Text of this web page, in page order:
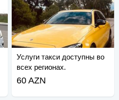
Услуги такси доступны во
всех регионах.
60 AZN